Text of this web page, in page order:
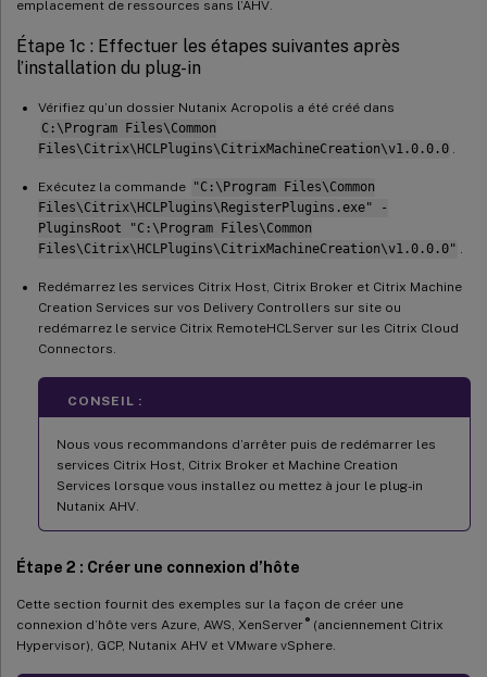
emplacement de ressources sans l’AHV.
Étape 1c : Effectuer les étapes suivantes après
l’installation du plug-in
Vérifiez qu’un dossier Nutanix Acropolis a été créé dans
C:\Program Files\Common
Files\Citrix\HCLPlugins\CitrixMachineCreation\v1.0.0.0 .
Exécutez la commande "C:\Program Files\Common
Files\Citrix\HCLPlugins\RegisterPlugins.exe" -
PluginsRoot "C:\Program Files\Common
Files\Citrix\HCLPlugins\CitrixMachineCreation\v1.0.0.0" .
Redémarrez les services Citrix Host, Citrix Broker et Citrix Machine
Creation Services sur vos Delivery Controllers sur site ou
redémarrez le service Citrix RemoteHCLServer sur les Citrix Cloud
Connectors.
CONSEIL :
Nous vous recommandons d’arrêter puis de redémarrer les
services Citrix Host, Citrix Broker et Machine Creation
Services lorsque vous installez ou mettez à jour le plug-in
Nutanix AHV.
Étape 2 : Créer une connexion d’hôte
Cette section fournit des exemples sur la façon de créer une
connexion d’hôte vers Azure, AWS, XenServer ®(anciennement Citrix
Hypervisor), GCP, Nutanix AHV et VMware vSphere.